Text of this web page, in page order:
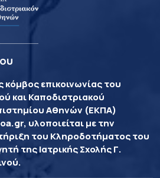
κόμβος επικοινωνίας του
και Καποδιστριακού
Αθηνών (ΕΚΠΑ)
υλοποιείται με την
του Κληροδοτήματος του
της Ιατρικής Σχολής Γ.